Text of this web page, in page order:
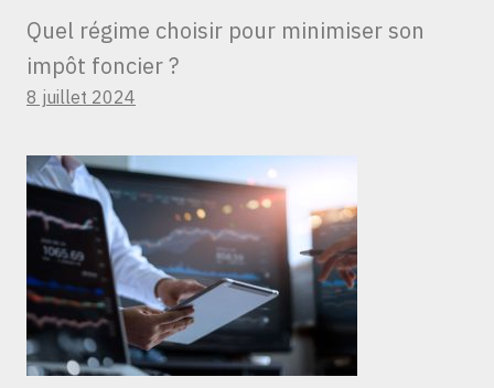
Quel régime choisir pour minimiser son
impôt foncier ?
8 juillet 2024